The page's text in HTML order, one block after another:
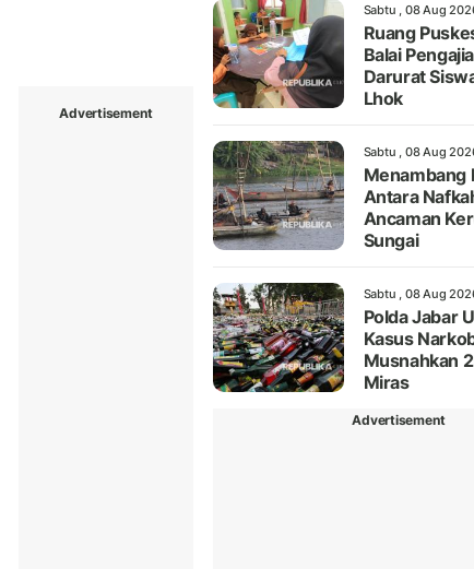
Advertisement
Sabtu , 08 Aug
Ruang
Balai
Darurat
Lhok
Sabtu , 08 Aug
Menambang
Antara
Ancaman
Sungai
Sabtu , 08 Aug
Polda Jabar
Kasus
Musnahkan
Miras
Advertisement